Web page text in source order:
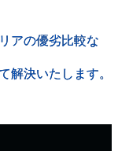
アの優劣比較な
解決いたします。